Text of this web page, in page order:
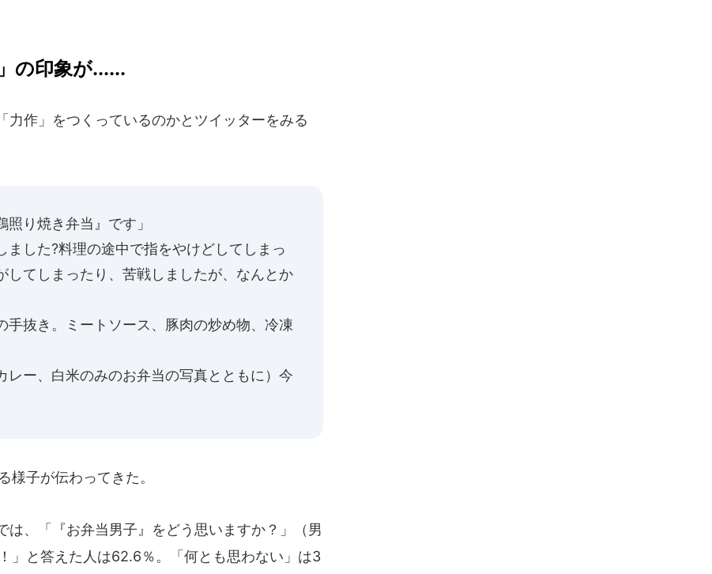
の印象が......
作」をつくっているのかとツイッターをみる
照り焼き弁当』です」
ました?料理の途中で指をやけどしてしまっ
してしまったり、苦戦しましたが、なんとか
手抜き。ミートソース、豚肉の炒め物、冷凍
レー、白米のみのお弁当の写真とともに）今
様子が伝わってきた。
、「『お弁当男子』をどう思いますか？」（男
」と答えた人は62.6％。「何とも思わない」は3